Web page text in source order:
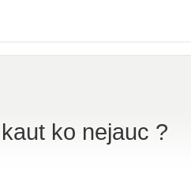
ko nejauc ?